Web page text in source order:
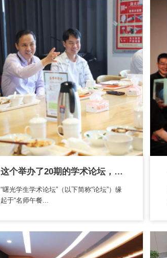
这个举办了20期的学术论坛，主讲人是学...
“曙光学生学术论坛”（以下简称“论坛”）缘
起于“名师午餐...